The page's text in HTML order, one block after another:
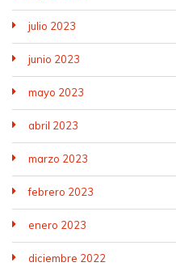
julio 2023
junio 2023
mayo 2023
abril 2023
marzo 2023
febrero 2023
enero 2023
diciembre 2022